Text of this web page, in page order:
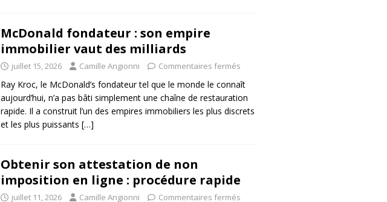
McDonald fondateur : son empire
immobilier vaut des milliards
juillet 15, 2026 Camille Angionni Commentaires fermés
Ray Kroc, le McDonald’s fondateur tel que le monde le connaît
aujourd’hui, n’a pas bâti simplement une chaîne de restauration
rapide. Il a construit l’un des empires immobiliers les plus discrets
et les plus puissants […]
Obtenir son attestation de non
imposition en ligne : procédure rapide
juillet 11, 2026 Camille Angionni Commentaires fermés